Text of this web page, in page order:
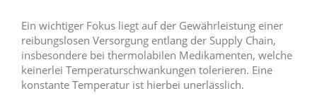
Ein wichtiger Fokus liegt auf der Gewährleistung einer
reibungslosen Versorgung entlang der Supply Chain,
insbesondere bei thermolabilen Medikamenten, welche
keinerlei Temperaturschwankungen tolerieren. Eine
konstante Temperatur ist hierbei unerlässlich.